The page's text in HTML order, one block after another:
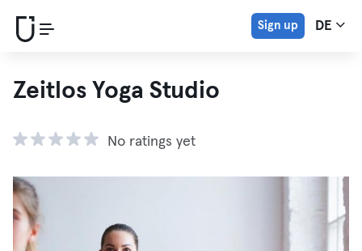
Sign up DE
Zeitlos Yoga Studio
No ratings yet